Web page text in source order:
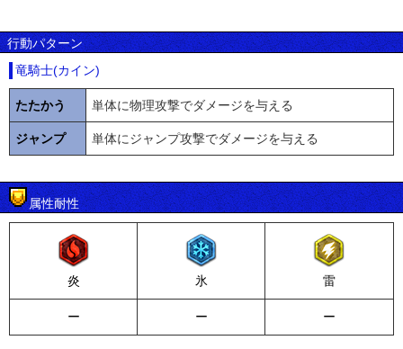
行動パターン
竜騎士(カイン)
たたかう 単体に物理攻撃でダメージを与える
ジャンプ 単体にジャンプ攻撃でダメージを与える
属性耐性
炎 氷 雷
ー ー ー